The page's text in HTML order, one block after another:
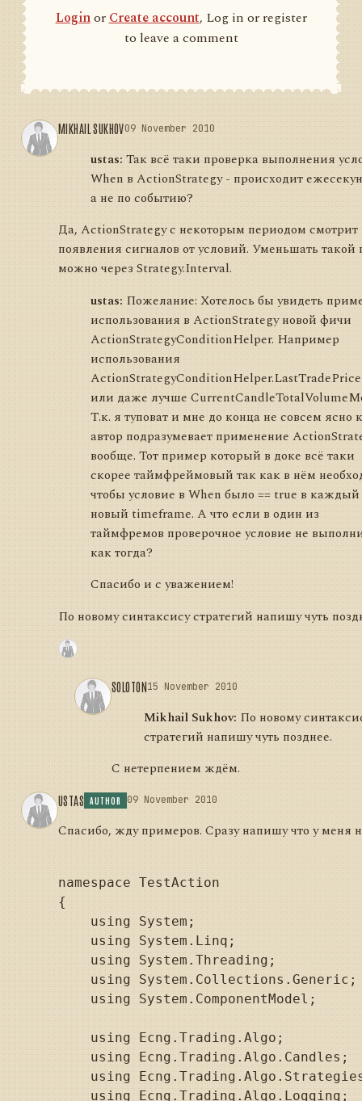
LoginorCreate account, Log in or register
to leave a comment
MIKHAIL SUKHOV09 November 2010
ustas: Так всё таки проверка выполнения
When в ActionStrategy - происходит
а не по событию?
Да, ActionStrategy с некоторым периодом смотрит
появления сигналов от условий. Уменьшать такой
можно через Strategy.Interval.
ustas: Пожелание: Хотелось бы увидеть
использования в ActionStrategy новой фичи
ActionStrategyConditionHelper. Например
использования
или даже лучше
Т.к. я туповат и мне до конца не совсем ясно
автор подразумевает применение
вообще. Тот пример который в доке всё таки
скорее таймфреймовый так как в нём
чтобы условие в When было == true в каждый
новый timeframe. А что если в один из
таймфремов проверочное условие не
как тогда?
Спасибо и с уважением!
По новому синтаксису стратегий напишу чуть
SOLOTON15 November 2010
Mikhail Sukhov: По новому
стратегий напишу чуть позднее.
С нетерпением ждём.
USTAS AUTHOR 09 November 2010
Спасибо, жду примеров. Сразу напишу что у меня
namespace TestAction
{
    using System;
    using System.Linq;
    using System.Threading;
    using System.Collections.Generic;
    using System.ComponentModel;
    using Ecng.Trading.Algo;
    using Ecng.Trading.Algo.Candles;
using
    using Ecng.Trading.Algo.Logging;